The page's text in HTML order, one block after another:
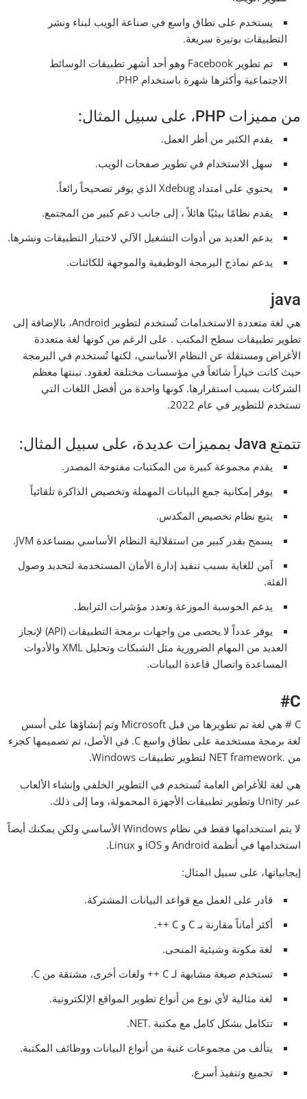
يستخدم على نطاق واسع في صناعة الويب لبناء ونشر
التطبيقات بوتيرة سريعة.
تم تطوير Facebook وهو أحد أشهر تطبيقات الوسائط
الاجتماعية وأكثرها شهرة باستخدام PHP.
من مميزات PHP، على سبيل المثال:
يقدم الكثير من أطر العمل.
سهل الاستخدام في تطوير صفحات الويب.
يحتوي على امتداد Xdebug الذي يوفر تصحيحاً رائعاً.
يقدم نظامًا بيئيًا هائلاً ، إلى جانب دعم كبير من المجتمع.
يدعم العديد من أدوات التشغيل الآلي لاختبار التطبيقات ونشرها.
يدعم نماذج البرمجة الوظيفية والموجهة للكائنات.
java
هي لغة متعددة الاستخدامات تُستخدم لتطوير Android، بالإضافة إلى
تطوير تطبيقات سطح المكتب . على الرغم من كونها لغة متعددة
الأغراض ومستقلة عن النظام الأساسي، لكنها تُستخدم في البرمجة
حيث كانت خياراً شائعاً في مؤسسات مختلفة لعقود. تبنتها معظم
الشركات بسبب استقرارها. كونها واحدة من أفضل اللغات التي
تستخدم للتطوير في عام 2022.
تتمتع Java بمميزات عديدة، على سبيل المثال:
يقدم مجموعة كبيرة من المكتبات مفتوحة المصدر.
يوفر إمكانية جمع البيانات المهملة وتخصيص الذاكرة تلقائياً
يتبع نظام تخصيص المكدس.
يسمح بقدر كبير من استقلالية النظام الأساسي بمساعدة JVM.
آمن للغاية بسبب تنفيذ إدارة الأمان المستخدمة لتحديد وصول
الفئة.
يدعم الحوسبة الموزعة وتعدد مؤشرات الترابط.
يوفر عدداً لا يحصى من واجهات برمجة التطبيقات (API) لإنجاز
العديد من المهام الضرورية مثل الشبكات وتحليل XML والأدوات
المساعدة واتصال قاعدة البيانات.
C#
C # هي لغة تم تطويرها من قبل Microsoft وتم إنشاؤها على أسس
لغة برمجة مستخدمة على نطاق واسع C. في الأصل، تم تصميمها كجزء
من .NET framework لتطوير تطبيقات Windows.
هي لغة للأغراض العامة تُستخدم في التطوير الخلفي وإنشاء الألعاب
عبر Unity وتطوير تطبيقات الأجهزة المحمولة، وما إلى ذلك.
لا يتم استخدامها فقط في نظام Windows الأساسي ولكن يمكنك أيضاً
استخدامها في أنظمة Android و iOS و Linux.
إيجابياتها، على سبيل المثال:
قادر على العمل مع قواعد البيانات المشتركة.
أكثر أماناً مقارنة بـ C و C ++.
لغة مكونة وشيئية المنحى.
تستخدم صيغة مشابهة لـ C ++ ولغات أخرى، مشتقة من C.
لغة مثالية لأي نوع من أنواع تطوير المواقع الإلكترونية.
تتكامل بشكل كامل مع مكتبة .NET.
يتألف من مجموعات غنية من أنواع البيانات ووظائف المكتبة.
تجميع وتنفيذ أسرع.